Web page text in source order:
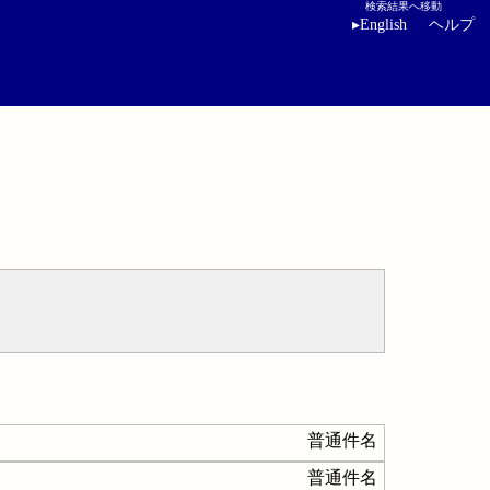
検索結果へ移動
▸English ヘルプ
普通件名
普通件名